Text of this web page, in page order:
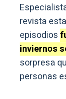
revista
episodios
inviernos
sorpresa
personas